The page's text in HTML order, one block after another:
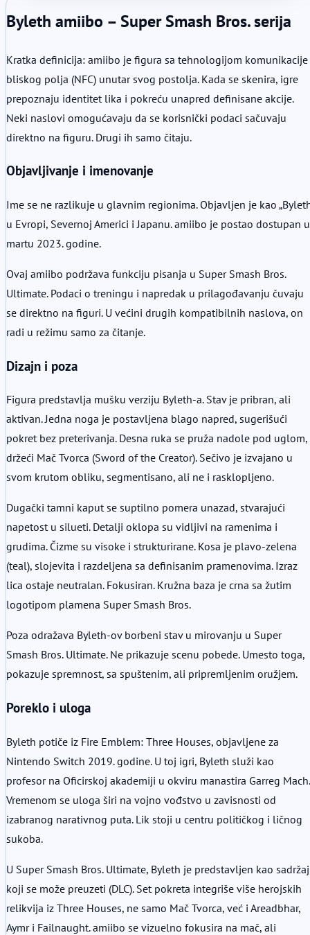
Byleth amiibo – Super Smash Bros. serija
Kratka definicija: amiibo je figura sa tehnologijom komunikacije
bliskog polja (NFC) unutar svog postolja. Kada se skenira, igre
prepoznaju identitet lika i pokreću unapred definisane akcije.
Neki naslovi omogućavaju da se korisnički podaci sačuvaju
direktno na figuru. Drugi ih samo čitaju.
Objavljivanje i imenovanje
Ime se ne razlikuje u glavnim regionima. Objavljen je kao
u Evropi, Severnoj Americi i Japanu. amiibo je postao dostupan u
martu 2023. godine.
Ovaj amiibo podržava funkciju pisanja u Super Smash Bros.
Ultimate. Podaci o treningu i napredak u prilagođavanju čuvaju
se direktno na figuri. U većini drugih kompatibilnih naslova, on
radi u režimu samo za čitanje.
Dizajn i poza
Figura predstavlja mušku verziju Byleth-a. Stav je pribran, ali
aktivan. Jedna noga je postavljena blago napred, sugerišući
pokret bez preterivanja. Desna ruka se pruža nadole pod uglom,
držeći Mač Tvorca (Sword of the Creator). Sečivo je izvajano u
svom krutom obliku, segmentisano, ali ne i rasklopljeno.
Dugački tamni kaput se suptilno pomera unazad, stvarajući
napetost u silueti. Detalji oklopa su vidljivi na ramenima i
grudima. Čizme su visoke i strukturirane. Kosa je plavo-zelena
(teal), slojevita i razdeljena sa definisanim pramenovima. Izraz
lica ostaje neutralan. Fokusiran. Kružna baza je crna sa žutim
logotipom plamena Super Smash Bros.
Poza odražava Byleth-ov borbeni stav u mirovanju u Super
Smash Bros. Ultimate. Ne prikazuje scenu pobede. Umesto toga,
pokazuje spremnost, sa spuštenim, ali pripremljenim oružjem.
Poreklo i uloga
Byleth potiče iz Fire Emblem: Three Houses, objavljene za
Nintendo Switch 2019. godine. U toj igri, Byleth služi kao
profesor na Oficirskoj akademiji u okviru manastira Garreg Mach.
Vremenom se uloga širi na vojno vođstvo u zavisnosti od
izabranog narativnog puta. Lik stoji u centru političkog i ličnog
sukoba.
U Super Smash Bros. Ultimate, Byleth je predstavljen kao sadržaj
koji se može preuzeti (DLC). Set pokreta integriše više herojskih
relikvija iz Three Houses, ne samo Mač Tvorca, već i Areadbhar,
Aymr i Failnaught. amiibo se vizuelno fokusira na mač, ali